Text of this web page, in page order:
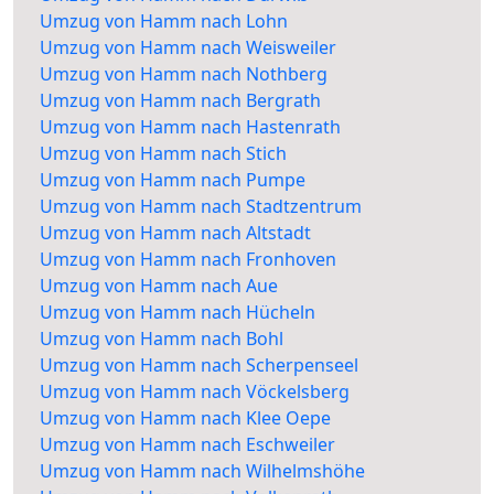
Umzug von Hamm nach Lohn
Umzug von Hamm nach Weisweiler
Umzug von Hamm nach Nothberg
Umzug von Hamm nach Bergrath
Umzug von Hamm nach Hastenrath
Umzug von Hamm nach Stich
Umzug von Hamm nach Pumpe
Umzug von Hamm nach Stadtzentrum
Umzug von Hamm nach Altstadt
Umzug von Hamm nach Fronhoven
Umzug von Hamm nach Aue
Umzug von Hamm nach Hücheln
Umzug von Hamm nach Bohl
Umzug von Hamm nach Scherpenseel
Umzug von Hamm nach Vöckelsberg
Umzug von Hamm nach Klee Oepe
Umzug von Hamm nach Eschweiler
Umzug von Hamm nach Wilhelmshöhe